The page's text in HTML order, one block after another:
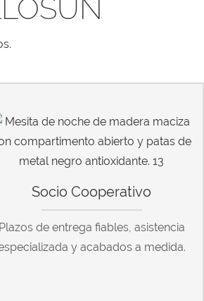
Socio Cooperativo
Plazos de entrega fiables, asistencia
y acabados a medida.